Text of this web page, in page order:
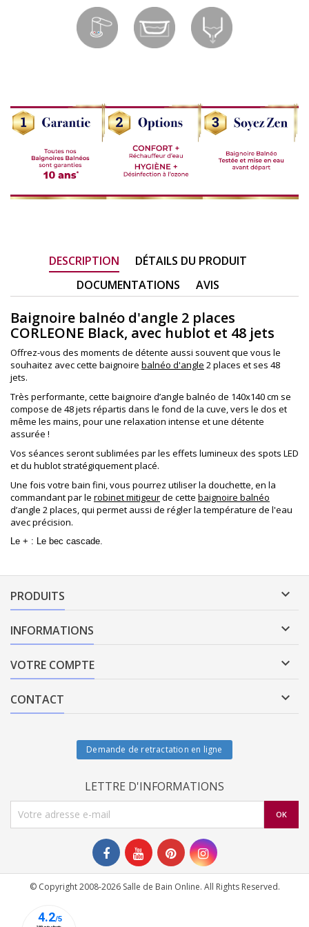
DESCRIPTION
DÉTAILS DU PRODUIT
DOCUMENTATIONS
AVIS
Baignoire balnéo d'angle 2 places
CORLEONE Black, avec hublot et 48 jets
Offrez-vous des moments de détente aussi souvent que vous le
souhaitez avec cette baignoire balnéo d'angle 2 places et ses 48
jets.
Très performante, cette baignoire d’angle balnéo de 140x140 cm se
compose de 48 jets répartis dans le fond de la cuve, vers le dos et
même les mains, pour une relaxation intense et une détente
assurée !
Vos séances seront sublimées par les effets lumineux des spots LED
et du hublot stratégiquement placé.
Une fois votre bain fini, vous pourrez utiliser la douchette, en la
commandant par le robinet mitigeurde cette baignoire balnéo
d’angle 2 places, qui permet aussi de régler la température de l'eau
avec précision.
Le + : Le bec cascade.
PRODUITS 
INFORMATIONS 
VOTRE COMPTE 
CONTACT 
Demande de retractation en ligne
LETTRE D'INFORMATIONS
© Copyright 2008-2026 Salle de Bain Online. All Rights Reserved.